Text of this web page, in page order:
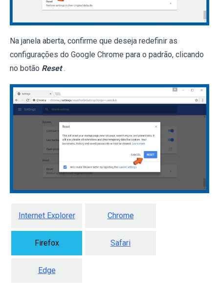
Na janela aberta, confirme que deseja redefinir as
configurações do Google Chrome para o padrão, clicando
no botão Reset .
Internet Explorer Chrome
Firefox Safari
Edge